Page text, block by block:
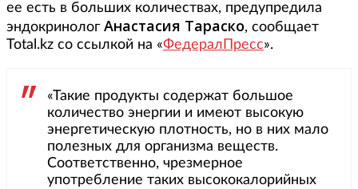
ее есть в больших количествах, предупредила
эндокринолог Анастасия Тараско, сообщает
Total.kz со ссылкой на «ФедералПресс».
«Такие продукты содержат большое
количество энергии и имеют высокую
энергетическую плотность, но в них мало
полезных для организма веществ.
Соответственно, чрезмерное
употребление таких высококалорийных